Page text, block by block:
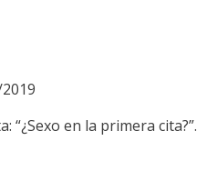
en la primera cita?”.